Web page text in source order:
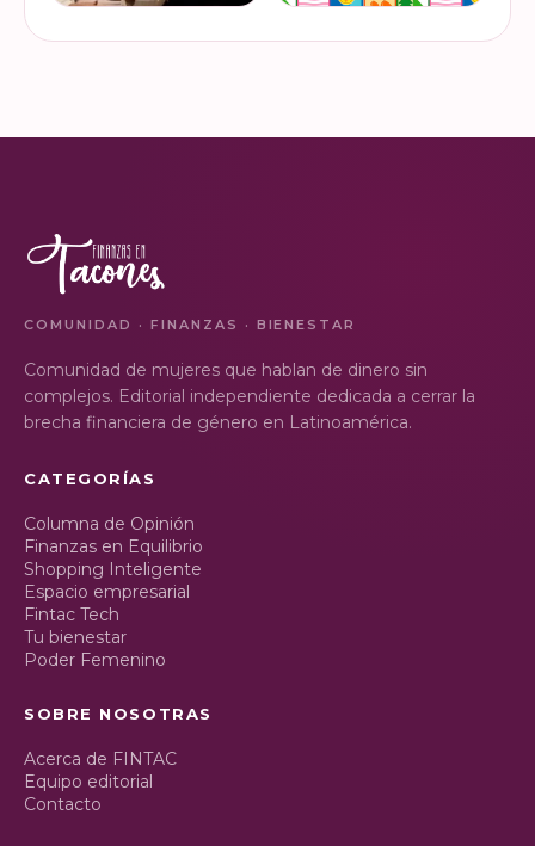
de la Semana Nacional de
que los hackers
COMUNIDAD · FINANZAS · BIENESTAR
Comunidad de mujeres que hablan de dinero sin
complejos. Editorial independiente dedicada a cerrar la
brecha financiera de género en Latinoamérica.
CATEGORÍAS
Columna de Opinión
Finanzas en Equilibrio
Shopping Inteligente
Espacio empresarial
Fintac Tech
Tu bienestar
Poder Femenino
SOBRE NOSOTRAS
Acerca de FINTAC
Equipo editorial
Contacto